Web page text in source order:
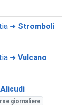
➜ Stromboli
➜ Vulcano
Alicudi
giornaliere